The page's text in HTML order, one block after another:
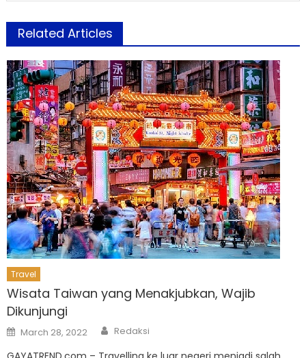
Related Articles
Travel
Wisata Taiwan yang Menakjubkan, Wajib
Dikunjungi
Posted
on
March 28, 2022 Author
Redaksi